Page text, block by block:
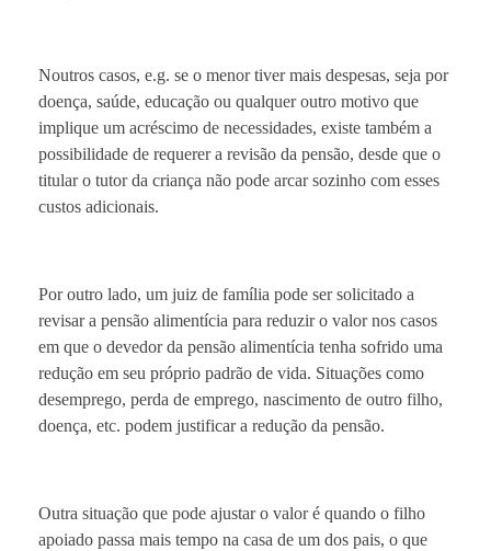
Noutros casos, e.g. se o menor tiver mais despesas, seja por
doença, saúde, educação ou qualquer outro motivo que
implique um acréscimo de necessidades, existe também a
possibilidade de requerer a revisão da pensão, desde que o
titular o tutor da criança não pode arcar sozinho com esses
custos adicionais.
Por outro lado, um juiz de família pode ser solicitado a
revisar a pensão alimentícia para reduzir o valor nos casos
em que o devedor da pensão alimentícia tenha sofrido uma
redução em seu próprio padrão de vida. Situações como
desemprego, perda de emprego, nascimento de outro filho,
doença, etc. podem justificar a redução da pensão.
Outra situação que pode ajustar o valor é quando o filho
apoiado passa mais tempo na casa de um dos pais, o que